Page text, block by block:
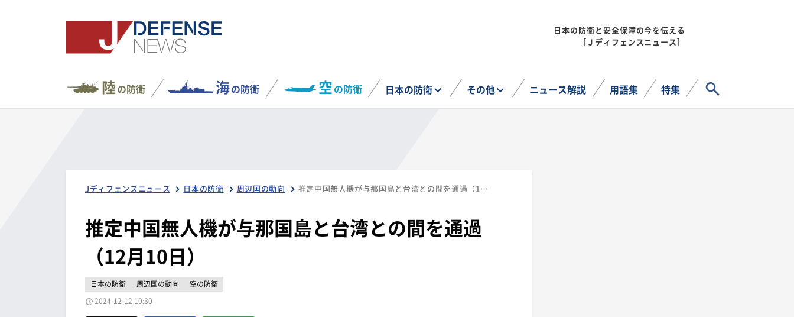
日本の防衛と安全保障の今を伝える
［Ｊディフェンスニュース］
陸の防衛 海の防衛 空の防衛 日本の防衛 その他 ニュース解説 用語集 特集
Jディフェンスニュース 日本の防衛 周辺国の動向 推定中国無人機が与那国島と台湾との間を通過（12月10日）
推定中国無人機が与那国島と台湾との間を通過
（12月10日）
日本の防衛 周辺国の動向
空の防衛
2024-12-12 10:30